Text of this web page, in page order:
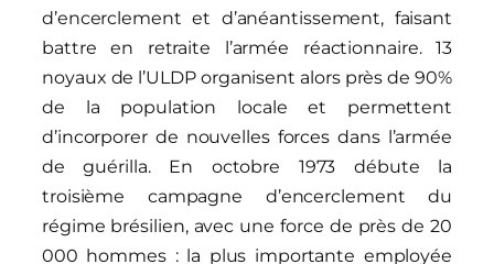
d’encerclement et d’anéantissement, faisant
battre en retraite l’armée réactionnaire. 13
noyaux de l’ULDP organisent alors près de 90%
de la population locale et permettent
d’incorporer de nouvelles forces dans l’armée
de guérilla. En octobre 1973 débute la
troisième campagne d’encerclement du
régime brésilien, avec une force de près de 20
000 hommes : la plus importante employée